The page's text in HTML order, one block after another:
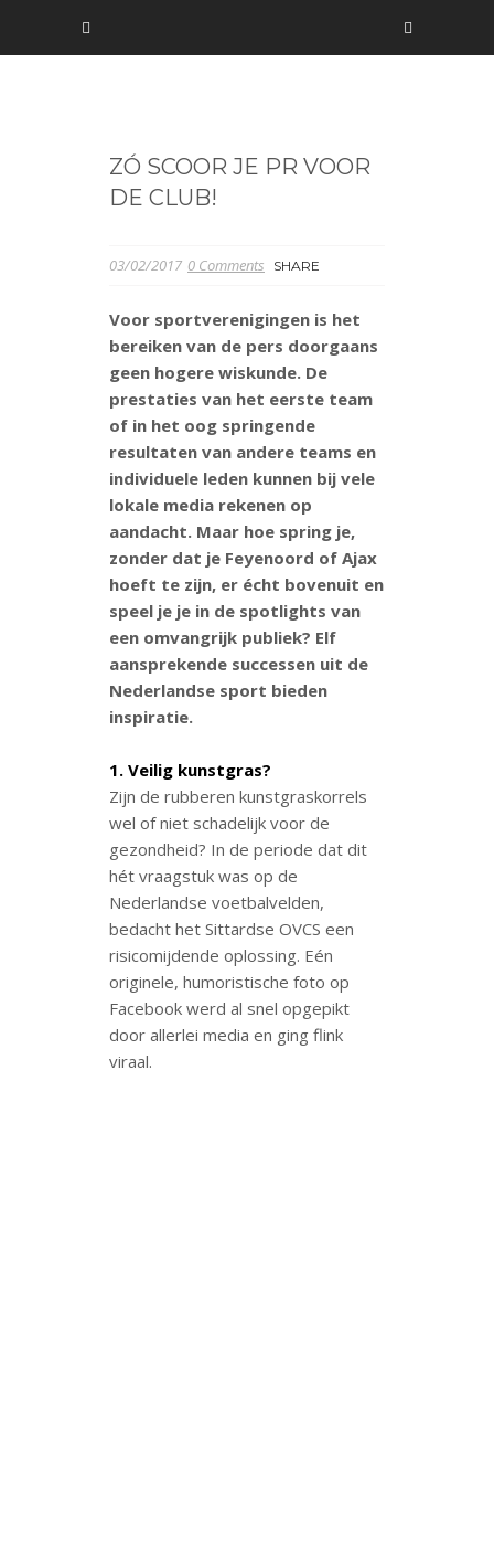
ZÓ SCOOR JE PR VOOR
DE CLUB!
03/02/2017 0 Comments SHARE
Voor sportverenigingen is het
bereiken van de pers doorgaans
geen hogere wiskunde. De
prestaties van het eerste team
of in het oog springende
resultaten van andere teams en
individuele leden kunnen bij vele
lokale media rekenen op
aandacht. Maar hoe spring je,
zonder dat je Feyenoord of Ajax
hoeft te zijn, er écht bovenuit en
speel je je in de spotlights van
een omvangrijk publiek? Elf
aansprekende successen uit de
Nederlandse sport bieden
inspiratie.
1. Veilig kunstgras?
Zijn de rubberen kunstgraskorrels
wel of niet schadelijk voor de
gezondheid? In de periode dat dit
hét vraagstuk was op de
Nederlandse voetbalvelden,
bedacht het Sittardse OVCS een
risicomijdende oplossing. Eén
originele, humoristische foto op
Facebook werd al snel opgepikt
door allerlei media en ging flink
viraal.